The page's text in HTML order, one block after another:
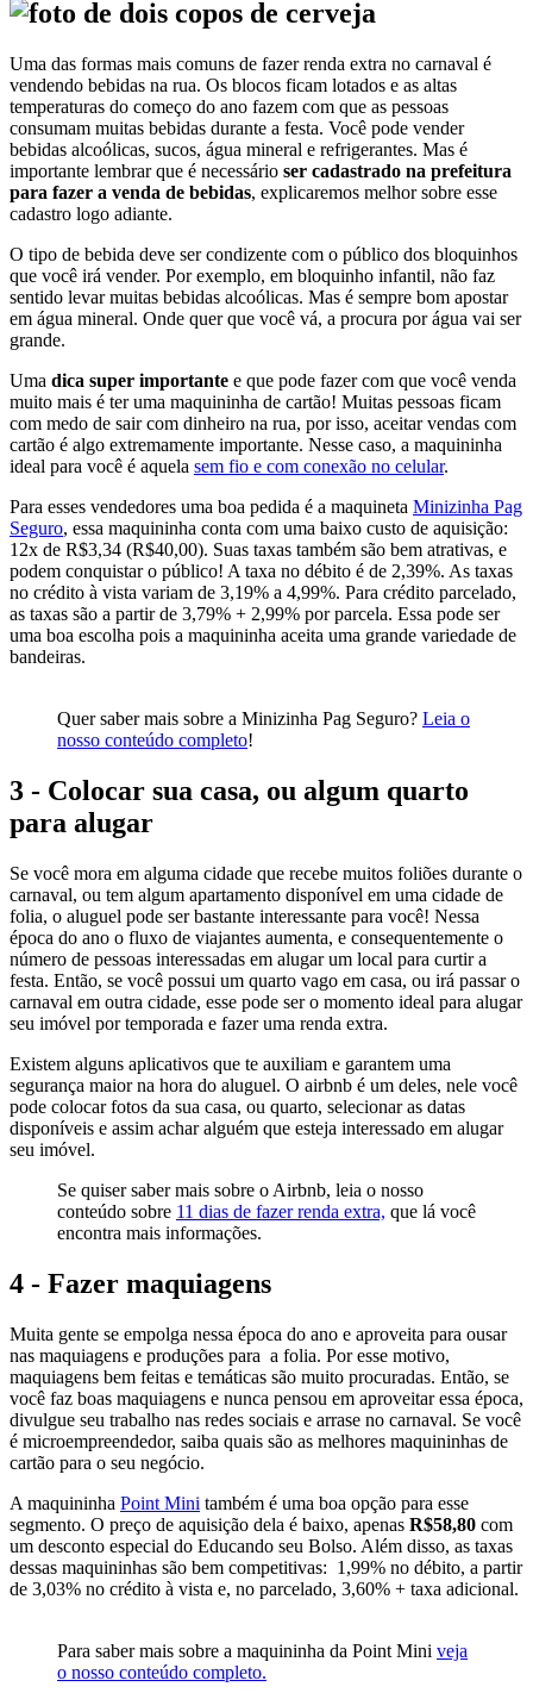
Uma das formas mais comuns de fazer renda extra no carnaval é
vendendo bebidas na rua. Os blocos ficam lotados e as altas
temperaturas do começo do ano fazem com que as pessoas
consumam muitas bebidas durante a festa. Você pode vender
bebidas alcoólicas, sucos, água mineral e refrigerantes. Mas é
importante lembrar que é necessário ser cadastrado na prefeitura
para fazer a venda de bebidas, explicaremos melhor sobre esse
cadastro logo adiante.
O tipo de bebida deve ser condizente com o público dos bloquinhos
que você irá vender. Por exemplo, em bloquinho infantil, não faz
sentido levar muitas bebidas alcoólicas. Mas é sempre bom apostar
em água mineral. Onde quer que você vá, a procura por água vai ser
grande.
Uma dica super importante e que pode fazer com que você venda
muito mais é ter uma maquininha de cartão! Muitas pessoas ficam
com medo de sair com dinheiro na rua, por isso, aceitar vendas com
cartão é algo extremamente importante. Nesse caso, a maquininha
ideal para você é aquela sem fio e com conexão no celular.
Para esses vendedores uma boa pedida é a maquineta Minizinha Pag
Seguro, essa maquininha conta com uma baixo custo de aquisição:
12x de R$3,34 (R$40,00). Suas taxas também são bem atrativas, e
podem conquistar o público! A taxa no débito é de 2,39%. As taxas
no crédito à vista variam de 3,19% a 4,99%. Para crédito parcelado,
as taxas são a partir de 3,79% + 2,99% por parcela. Essa pode ser
uma boa escolha pois a maquininha aceita uma grande variedade de
bandeiras.
Quer saber mais sobre a Minizinha Pag Seguro? Leia o
nosso conteúdo completo!
3 - Colocar sua casa, ou algum quarto
para alugar
Se você mora em alguma cidade que recebe muitos foliões durante o
carnaval, ou tem algum apartamento disponível em uma cidade de
folia, o aluguel pode ser bastante interessante para você! Nessa
época do ano o fluxo de viajantes aumenta, e consequentemente o
número de pessoas interessadas em alugar um local para curtir a
festa. Então, se você possui um quarto vago em casa, ou irá passar o
carnaval em outra cidade, esse pode ser o momento ideal para alugar
seu imóvel por temporada e fazer uma renda extra.
Existem alguns aplicativos que te auxiliam e garantem uma
segurança maior na hora do aluguel. O airbnb é um deles, nele você
pode colocar fotos da sua casa, ou quarto, selecionar as datas
disponíveis e assim achar alguém que esteja interessado em alugar
seu imóvel.
Se quiser saber mais sobre o Airbnb, leia o nosso
conteúdo sobre 11 dias de fazer renda extra, que lá você
encontra mais informações.
4 - Fazer maquiagens
Muita gente se empolga nessa época do ano e aproveita para ousar
nas maquiagens e produções para a folia. Por esse motivo,
maquiagens bem feitas e temáticas são muito procuradas. Então, se
você faz boas maquiagens e nunca pensou em aproveitar essa época,
divulgue seu trabalho nas redes sociais e arrase no carnaval. Se você
é microempreendedor, saiba quais são as melhores maquininhas de
cartão para o seu negócio.
A maquininha Point Mini também é uma boa opção para esse
segmento. O preço de aquisição dela é baixo, apenas R$58,80 com
um desconto especial do Educando seu Bolso. Além disso, as taxas
dessas maquininhas são bem competitivas: 1,99% no débito, a partir
de 3,03% no crédito à vista e, no parcelado, 3,60% + taxa adicional.
Para saber mais sobre a maquininha da Point Mini veja
o nosso conteúdo completo.